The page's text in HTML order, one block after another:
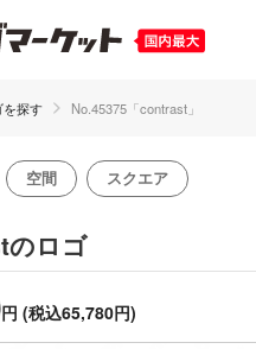
を探す No.45375「contrast」
空間 スクエア
のロゴ
円 (税込65,780円)